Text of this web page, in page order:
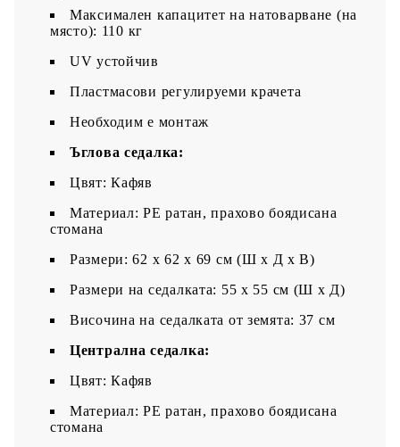
Максимален капацитет на натоварване (на
място): 110 кг
UV устойчив
Пластмасови регулируеми крачета
Необходим е монтаж
Ъглова седалка:
Цвят: Кафяв
Материал: PE ратан, прахово боядисана
стомана
Размери: 62 x 62 x 69 см (Ш x Д x В)
Размери на седалката: 55 x 55 cм (Ш x Д)
Височина на седалката от земята: 37 см
Централна седалка:
Цвят: Кафяв
Материал: PE ратан, прахово боядисана
стомана